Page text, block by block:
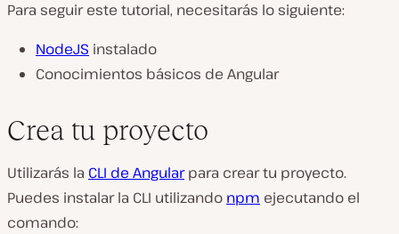
Para seguir este tutorial, necesitarás lo siguiente:
NodeJS instalado
Conocimientos básicos de Angular
Crea tu proyecto
Utilizarás la CLI de Angularpara crear tu proyecto.
Puedes instalar la CLI utilizando npm ejecutando el
comando: